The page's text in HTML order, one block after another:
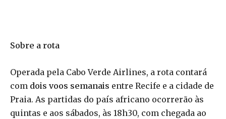
Sobre a rota
Operada pela Cabo Verde Airlines, a rota contará
com dois voos semanais entre Recife e a cidade de
Praia. As partidas do país africano ocorrerão às
quintas e aos sábados, às 18h30, com chegada ao